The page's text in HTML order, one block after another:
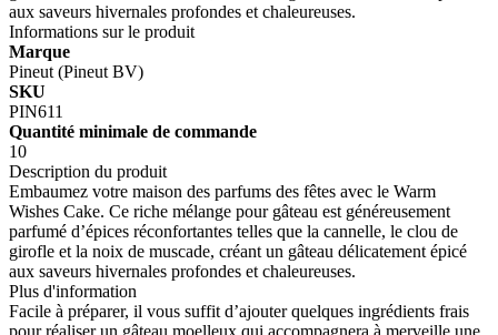
aux saveurs hivernales profondes et chaleureuses.
Informations sur le produit
Marque
Pineut (Pineut BV)
SKU
PIN611
Quantité minimale de commande
10
Description du produit
Embaumez votre maison des parfums des fêtes avec le Warm
Wishes Cake. Ce riche mélange pour gâteau est généreusement
parfumé d’épices réconfortantes telles que la cannelle, le clou de
girofle et la noix de muscade, créant un gâteau délicatement épicé
aux saveurs hivernales profondes et chaleureuses.
Plus d'information
Facile à préparer, il vous suffit d’ajouter quelques ingrédients frais
pour réaliser un gâteau moelleux qui accompagnera à merveille une